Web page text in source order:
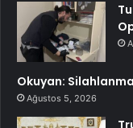
Okuyan:
Ağustos 5, 2026